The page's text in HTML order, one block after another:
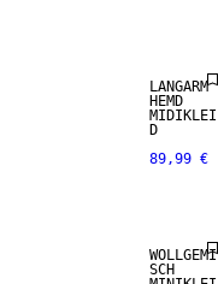
LANGARM
HEMD
MIDIKLEI
D
89,99 €
WOLLGEMI
SCH